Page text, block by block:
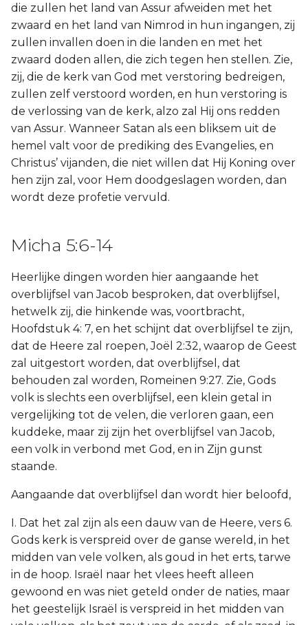
die zullen het land van Assur afweiden met het
zwaard en het land van Nimrod in hun ingangen, zij
zullen invallen doen in die landen en met het
zwaard doden allen, die zich tegen hen stellen. Zie,
zij, die de kerk van God met verstoring bedreigen,
zullen zelf verstoord worden, en hun verstoring is
de verlossing van de kerk, alzo zal Hij ons redden
van Assur. Wanneer Satan als een bliksem uit de
hemel valt voor de prediking des Evangelies, en
Christus’ vijanden, die niet willen dat Hij Koning over
hen zijn zal, voor Hem doodgeslagen worden, dan
wordt deze profetie vervuld.
Micha 5:6-14
Heerlijke dingen worden hier aangaande het
overblijfsel van Jacob besproken, dat overblijfsel,
hetwelk zij, die hinkende was, voortbracht,
Hoofdstuk 4: 7, en het schijnt dat overblijfsel te zijn,
dat de Heere zal roepen, Joël 2:32, waarop de Geest
zal uitgestort worden, dat overblijfsel, dat
behouden zal worden, Romeinen 9:27. Zie, Gods
volk is slechts een overblijfsel, een klein getal in
vergelijking tot de velen, die verloren gaan, een
kuddeke, maar zij zijn het overblijfsel van Jacob,
een volk in verbond met God, en in Zijn gunst
staande.
Aangaande dat overblijfsel dan wordt hier beloofd,
I. Dat het zal zijn als een dauw van de Heere, vers 6.
Gods kerk is verspreid over de ganse wereld, in het
midden van vele volken, als goud in het erts, tarwe
in de hoop. Israël naar het vlees heeft alleen
gewoond en was niet geteld onder de naties, maar
het geestelijk Israël is verspreid in het midden van